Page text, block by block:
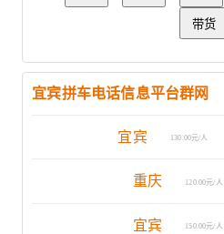
带货
宜宾拼车电话信息平台群网
宜宾 130.00元/人
重庆 120.00元/人
宜宾 150.00元/人